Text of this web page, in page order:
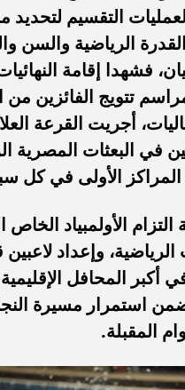
لعمليات التقسيم
الرياضية والسن
فشهدا إقامة
تتويج الفائزين من
أجريت القرعة
في البعثات المصرية
الأولى في كل
الأولمبياد
وإعداد لاعبين
أكبر المحافل الإقليمية
استمرار مسيرة
المقبلة.